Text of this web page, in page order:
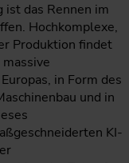
ist das Rennen im
Hochkomplexe,
Produktion findet
in Form des
und in
KI-